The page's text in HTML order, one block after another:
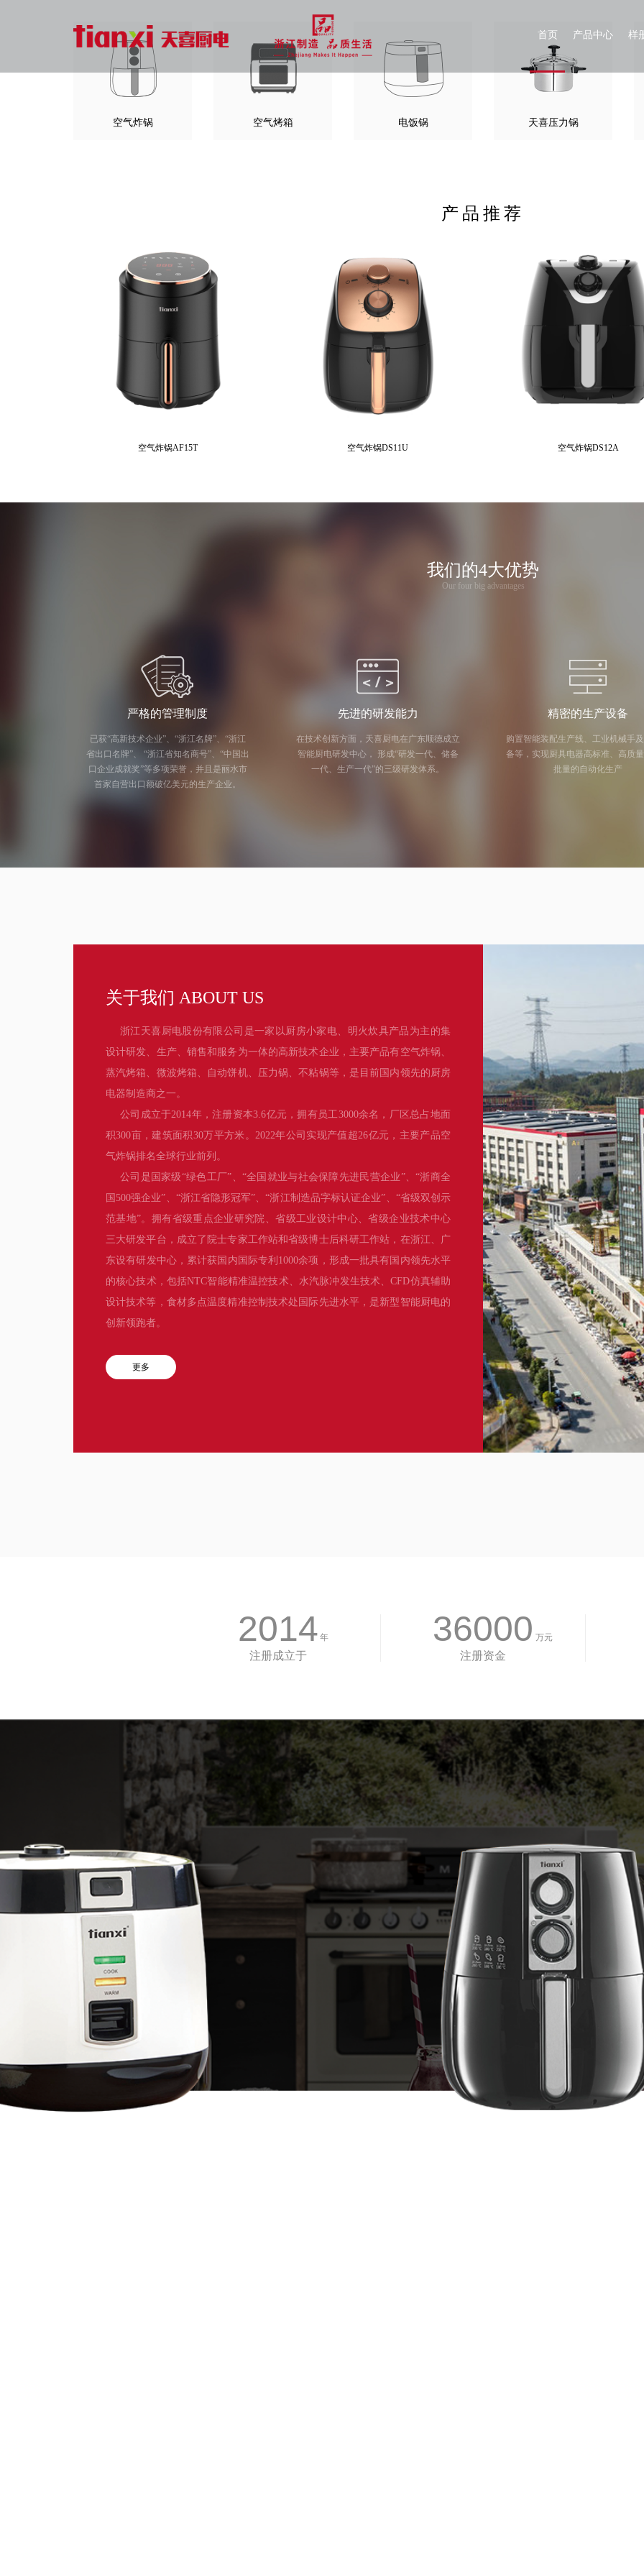
首页 产品中心 样
空气炸锅 空气烤箱 电饭锅 天喜压力锅
产品推荐
空气炸锅AF15T 空气炸锅DS11U 空气炸锅DS12A
我们的4大优势
Our four big advantages
严格的管理制度
已获“高新技术企业”、“浙江名牌”、“浙江
省出口名牌”、 “浙江省知名商号”、“中国出
口企业成就奖”等多项荣誉，并且是丽水市
首家自营出口额破亿美元的生产企业。
先进的研发能力
在技术创新方面，天喜厨电在广东顺德成立
智能厨电研发中心， 形成“研发一代、储备
一代、生产一代”的三级研发体系。
精密的生产设备
购置智能装配生产线、工业机械手
备等，实现厨具电器高标准、高质
批量的自动化生产
关于我们 ABOUT US
浙江天喜厨电股份有限公司是一家以厨房小家电、明火炊具产品为主的集
设计研发、生产、销售和服务为一体的高新技术企业，主要产品有空气炸锅、
蒸汽烤箱、微波烤箱、自动饼机、压力锅、不粘锅等，是目前国内领先的厨房
电器制造商之一。
公司成立于2014年，注册资本3.6亿元，拥有员工3000余名，厂区总占地面
积300亩，建筑面积30万平方米。2022年公司实现产值超26亿元，主要产品空
气炸锅排名全球行业前列。
公司是国家级“绿色工厂”、“全国就业与社会保障先进民营企业”、“浙商全
国500强企业”、“浙江省隐形冠军”、“浙江制造品字标认证企业”、“省级双创示
范基地”。拥有省级重点企业研究院、省级工业设计中心、省级企业技术中心
三大研发平台，成立了院士专家工作站和省级博士后科研工作站，在浙江、广
东设有研发中心，累计获国内国际专利1000余项，形成一批具有国内领先水平
的核心技术，包括NTC智能精准温控技术、水汽脉冲发生技术、CFD仿真辅助
设计技术等，食材多点温度精准控制技术处国际先进水平，是新型智能厨电的
创新领跑者。
更多
2014 年
注册成立于
36000 万元
注册资金